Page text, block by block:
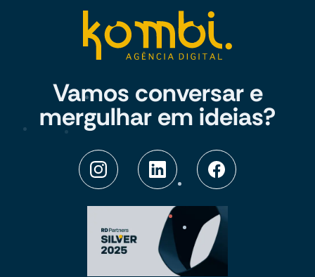
Vamos conversar e
mergulhar em ideias?